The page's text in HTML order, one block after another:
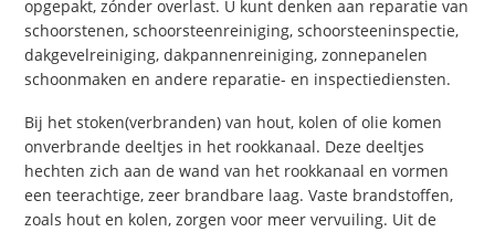
opgepakt, zónder overlast. U kunt denken aan reparatie van
schoorstenen, schoorsteenreiniging, schoorsteeninspectie,
dakgevelreiniging, dakpannenreiniging, zonnepanelen
schoonmaken en andere reparatie- en inspectiediensten.
Bij het stoken(verbranden) van hout, kolen of olie komen
onverbrande deeltjes in het rookkanaal. Deze deeltjes
hechten zich aan de wand van het rookkanaal en vormen
een teerachtige, zeer brandbare laag. Vaste brandstoffen,
zoals hout en kolen, zorgen voor meer vervuiling. Uit de